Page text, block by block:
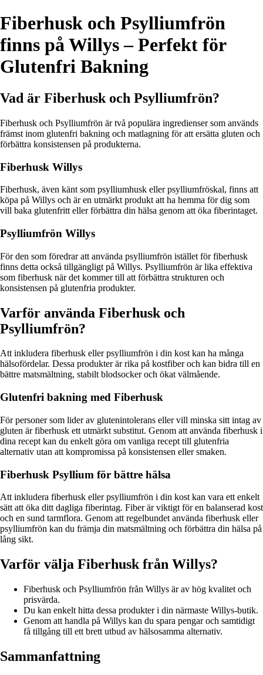
Fiberhusk och Psylliumfrön
finns på Willys – Perfekt för
Glutenfri Bakning
Vad är Fiberhusk och Psylliumfrön?
Fiberhusk och Psylliumfrön är två populära ingredienser som används
främst inom glutenfri bakning och matlagning för att ersätta gluten och
förbättra konsistensen på produkterna.
Fiberhusk Willys
Fiberhusk, även känt som psylliumhusk eller psylliumfröskal, finns att
köpa på Willys och är en utmärkt produkt att ha hemma för dig som
vill baka glutenfritt eller förbättra din hälsa genom att öka fiberintaget.
Psylliumfrön Willys
För den som föredrar att använda psylliumfrön istället för fiberhusk
finns detta också tillgängligt på Willys. Psylliumfrön är lika effektiva
som fiberhusk när det kommer till att förbättra strukturen och
konsistensen på glutenfria produkter.
Varför använda Fiberhusk och
Psylliumfrön?
Att inkludera fiberhusk eller psylliumfrön i din kost kan ha många
hälsofördelar. Dessa produkter är rika på kostfiber och kan bidra till en
bättre matsmältning, stabilt blodsocker och ökat välmående.
Glutenfri bakning med Fiberhusk
För personer som lider av glutenintolerans eller vill minska sitt intag av
gluten är fiberhusk ett utmärkt substitut. Genom att använda fiberhusk i
dina recept kan du enkelt göra om vanliga recept till glutenfria
alternativ utan att kompromissa på konsistensen eller smaken.
Fiberhusk Psyllium för bättre hälsa
Att inkludera fiberhusk eller psylliumfrön i din kost kan vara ett enkelt
sätt att öka ditt dagliga fiberintag. Fiber är viktigt för en balanserad kost
och en sund tarmflora. Genom att regelbundet använda fiberhusk eller
psylliumfrön kan du främja din matsmältning och förbättra din hälsa på
lång sikt.
Varför välja Fiberhusk från Willys?
Fiberhusk och Psylliumfrön från Willys är av hög kvalitet och
prisvärda.
Du kan enkelt hitta dessa produkter i din närmaste Willys-butik.
Genom att handla på Willys kan du spara pengar och samtidigt
få tillgång till ett brett utbud av hälsosamma alternativ.
Sammanfattning